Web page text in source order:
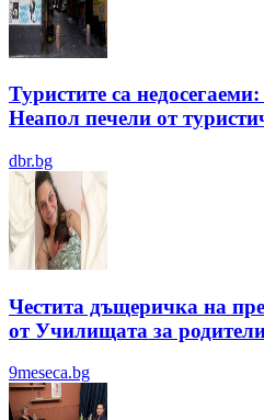
Туристите са
Неапол печели от
dbr.bg
Честита дъщеричка на
от Училищата за
9meseca.bg